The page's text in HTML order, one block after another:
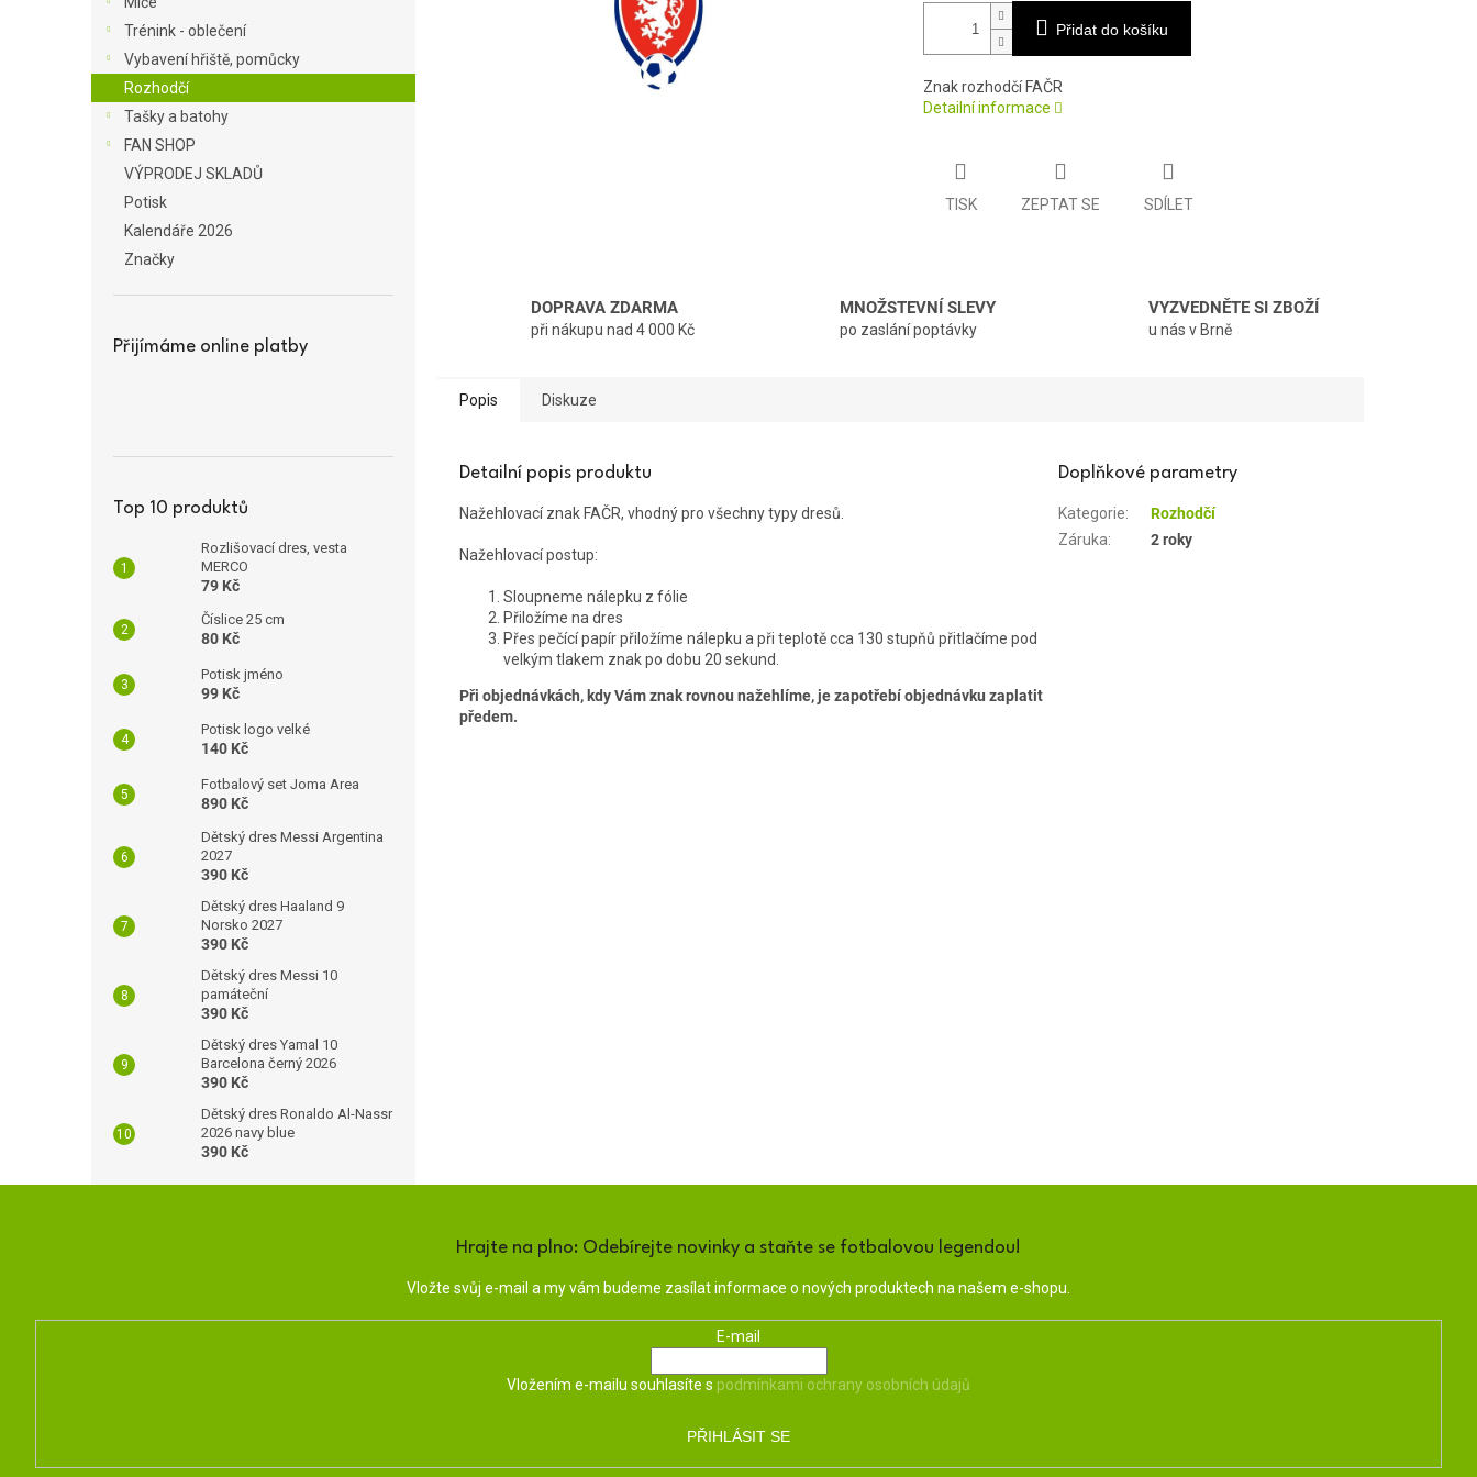
e
Trénink - oblečení
Vybavení hřiště, pomůcky
Rozhodčí
Tašky a batohy
FAN SHOP
VÝPRODEJ SKLADŮ
Potisk
Kalendáře 2026
Značky
Přijímáme online platby
Top 10 produktů
Rozlišovací dres, vesta
MERCO
79 Kč
Číslice 25 cm
80 Kč
Potisk jméno
99 Kč
Potisk logo velké
140 Kč
Fotbalový set Joma Area
890 Kč
Dětský dres Messi Argentina
2027
390 Kč
Dětský dres Haaland 9
Norsko 2027
390 Kč
Dětský dres Messi 10
památeční
390 Kč
Dětský dres Yamal 10
Barcelona černý 2026
390 Kč
Dětský dres Ronaldo Al-Nassr
2026 navy blue
390 Kč
Přidat do košíku
Znak rozhodčí FAČR
Detailní informace
TISK ZEPTAT SE SDÍLET
DOPRAVA ZDARMA
při nákupu nad 4 000 Kč
MNOŽSTEVNÍ SLEVY
po zaslání poptávky
VYZVEDNĚTE SI ZBOŽÍ
u nás v Brně
Popis Diskuze
Detailní popis produktu
Nažehlovací znak FAČR, vhodný pro všechny typy dresů.
Nažehlovací postup:
Sloupneme nálepku z fólie
Přiložíme na dres
Přes pečící papír přiložíme nálepku a při teplotě cca 130 stupňů přitlačíme pod
velkým tlakem znak po dobu 20 sekund.
Při objednávkách, kdy Vám znak rovnou nažehlíme, je zapotřebí objednávku zaplatit
předem.
Doplňkové parametry
Kategorie:
Rozhodčí
Záruka: 2 roky
Hrajte na plno: Odebírejte novinky a staňte se fotbalovou legendou!
Vložte svůj e-mail a my vám budeme zasílat informace o nových produktech na našem e-shopu.
E-mail
Vložením e-mailu souhlasíte s podmínkami ochrany osobních údajů
PŘIHLÁSIT SE